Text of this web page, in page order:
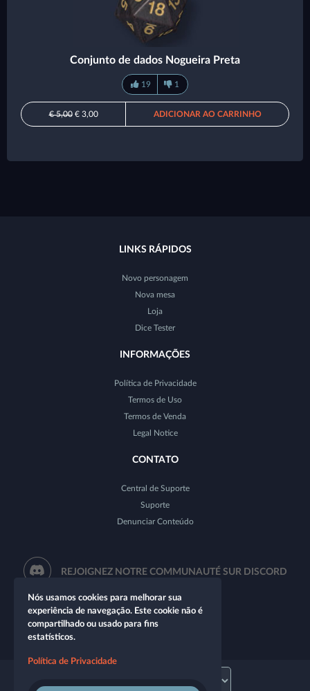
Conjunto de dados Nogueira Preta
19 1
€ 5,00€ 3,00 ADICIONAR AO CARRINHO
LINKS RÁPIDOS
Novo personagem
Nova mesa
Loja
Dice Tester
INFORMAÇÕES
Política de Privacidade
Termos de Uso
Termos de Venda
Legal Notice
CONTATO
Central de Suporte
Suporte
Denunciar Conteúdo
REJOIGNEZ NOTRE COMMUNAUTÉ SUR DISCORD
Nós usamos cookies para melhorar sua
experiência de navegação. Este cookie não é
compartilhado ou usado para fins
estatísticos.
Política de Privacidade